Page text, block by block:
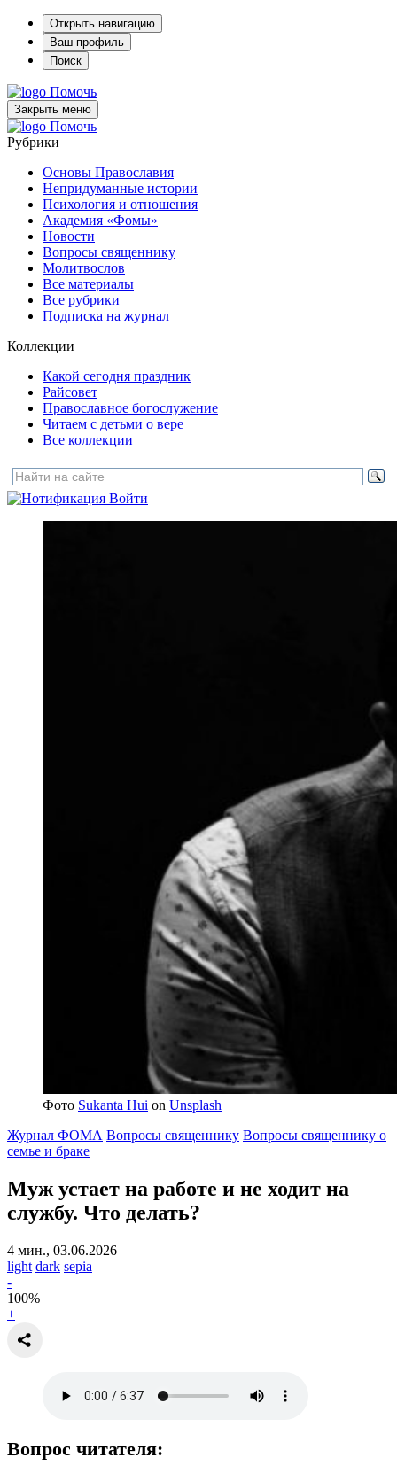
Открыть навигацию
Ваш профиль
Поиск
Помочь
Закрыть меню
Помочь
Рубрики
Основы Православия
Непридуманные истории
Психология и отношения
Академия «Фомы»
Новости
Вопросы священнику
Молитвослов
Все материалы
Все рубрики
Подписка на журнал
Коллекции
Какой сегодня праздник
Райсовет
Православное богослужение
Читаем с детьми о вере
Все коллекции
Войти
Фото Sukanta Hui on Unsplash
Журнал ФОМА Вопросы священнику Вопросы священнику о
семье и браке
Муж устает на работе и не ходит на
службу. Что делать?
4 мин., 03.06.2026
light dark sepia
-
100%
+
Вопрос читателя: